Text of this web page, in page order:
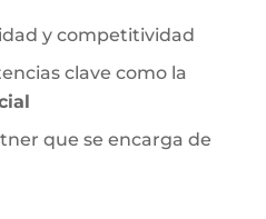
y competitividad
clave como la
que se encarga de